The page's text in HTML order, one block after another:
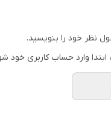
نظر خود را بنویسید.
وارد حساب کاربری خود